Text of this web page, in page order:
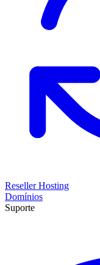
Reseller Hosting
Domínios
Suporte